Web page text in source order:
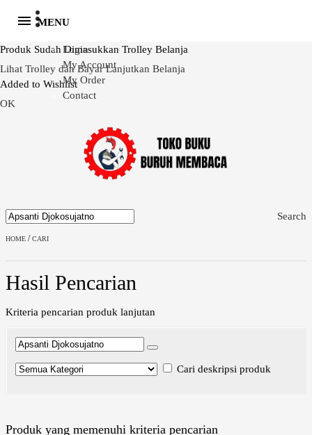
Produk Sudah Dimasukkan Trolley Belanja
Lihat Trolley dan Bayar Lanjutkan Belanja
Added to Wishlist
OK
MENU
Login
My Account
My Order
Contact
Search
HOME /CARI
Hasil Pencarian
Kriteria pencarian produk lanjutan
Cari deskripsi produk
Produk yang memenuhi kriteria pencarian